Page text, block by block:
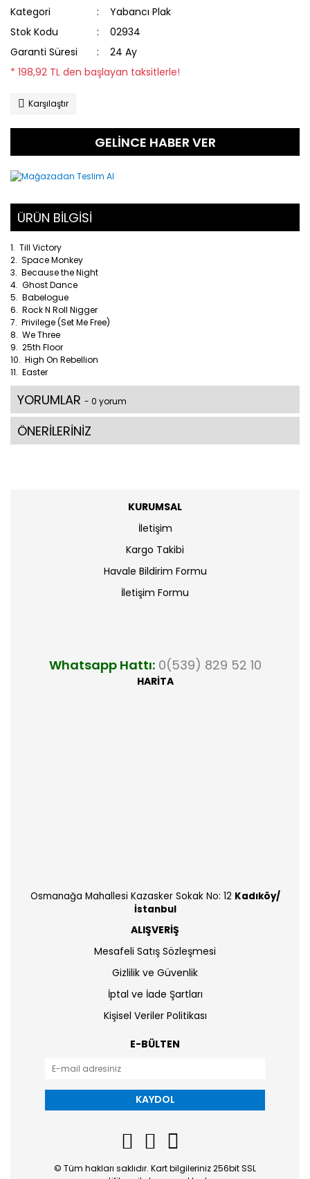
Kategori
Yabancı Plak
Stok Kodu
02934
Garanti Süresi
24 Ay
* 198,92 TL den başlayan taksitlerle!
Karşılaştır
GELİNCE HABER VER
ÜRÜN BİLGİSİ
1. Till Victory
2. Space Monkey
3. Because the Night
4. Ghost Dance
5. Babelogue
6. Rock N Roll Nigger
7. Privilege (Set Me Free)
8. We Three
9. 25th Floor
10. High On Rebellion
11. Easter
YORUMLAR - 0 yorum
ÖNERİLERİNİZ
KURUMSAL
İletişim
Kargo Takibi
Havale Bildirim Formu
İletişim Formu
Whatsapp Hattı: 0(539) 829 52 10
HARİTA
Osmanağa Mahallesi Kazasker Sokak No: 12 Kadıköy/
İstanbul
ALIŞVERİŞ
Mesafeli Satış Sözleşmesi
Gizlilik ve Güvenlik
İptal ve İade Şartları
Kişisel Veriler Politikası
E-BÜLTEN
KAYDOL
© Tüm hakları saklıdır. Kart bilgileriniz 256bit SSL